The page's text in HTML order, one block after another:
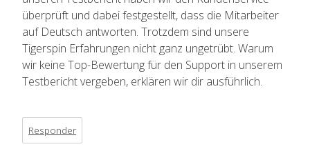
überprüft und dabei festgestellt, dass die Mitarbeiter
auf Deutsch antworten. Trotzdem sind unsere
Tigerspin Erfahrungen nicht ganz ungetrübt. Warum
wir keine Top-Bewertung für den Support in unserem
Testbericht vergeben, erklären wir dir ausführlich.
Responder